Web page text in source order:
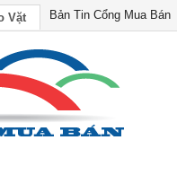
Vặt Bản Tin Cổng Mua Bán